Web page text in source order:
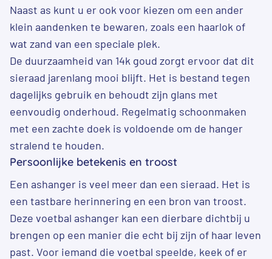
Naast as kunt u er ook voor kiezen om een ander
klein aandenken te bewaren, zoals een haarlok of
wat zand van een speciale plek.
De duurzaamheid van 14k goud zorgt ervoor dat dit
sieraad jarenlang mooi blijft. Het is bestand tegen
dagelijks gebruik en behoudt zijn glans met
eenvoudig onderhoud. Regelmatig schoonmaken
met een zachte doek is voldoende om de hanger
stralend te houden.
Persoonlijke betekenis en troost
Een ashanger is veel meer dan een sieraad. Het is
een tastbare herinnering en een bron van troost.
Deze voetbal ashanger kan een dierbare dichtbij u
brengen op een manier die echt bij zijn of haar leven
past. Voor iemand die voetbal speelde, keek of er